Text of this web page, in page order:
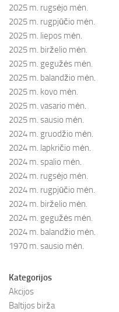
2025 m. rugsėjo mėn.
2025 m. rugpjūčio mėn.
2025 m. liepos mėn.
2025 m. birželio mėn.
2025 m. gegužės mėn.
2025 m. balandžio mėn.
2025 m. kovo mėn.
2025 m. vasario mėn.
2025 m. sausio mėn.
2024 m. gruodžio mėn.
2024 m. lapkričio mėn.
2024 m. spalio mėn.
2024 m. rugsėjo mėn.
2024 m. rugpjūčio mėn.
2024 m. birželio mėn.
2024 m. gegužės mėn.
2024 m. balandžio mėn.
1970 m. sausio mėn.
Kategorijos
Akcijos
Baltijos birža